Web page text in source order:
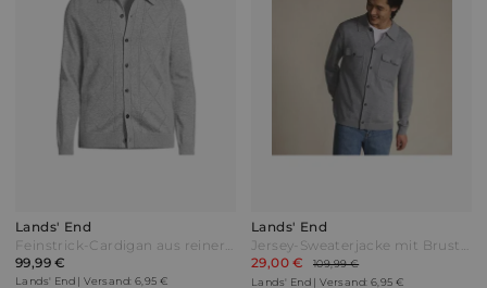
Lands' End
Feinstrick-Cardigan aus reiner Baumwolle mit Argyle-Muster Herren Grau by Lands' End
99,99 €
Lands' End | Versand: 6,95 €
Lands' End
Jersey-Sweaterjacke mit Brusttaschen Herren Grau by Lands' End
29,00 €
109,99 €
Lands' End | Versand: 6,95 €